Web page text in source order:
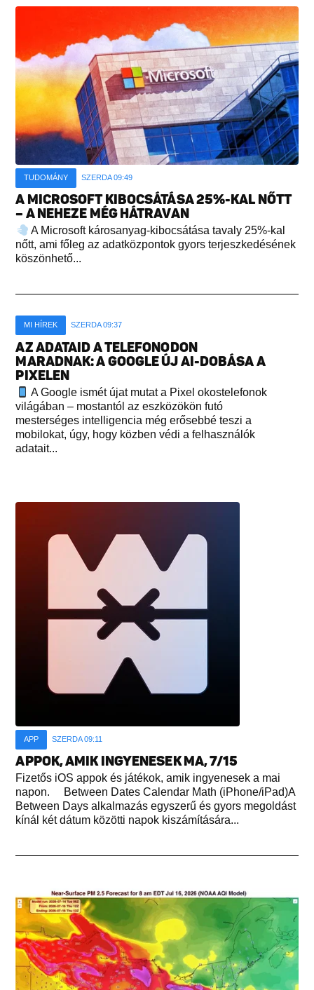
TUDOMÁNY SZERDA 09:49
A MICROSOFT KIBOCSÁTÁSA 25%-KAL NŐTT
– A NEHEZE MÉG HÁTRAVAN
A Microsoft károsanyag-kibocsátása tavaly 25%-kal
nőtt, ami főleg az adatközpontok gyors terjeszkedésének
köszönhető...
MI HÍREK SZERDA 09:37
AZ ADATAID A TELEFONODON
MARADNAK: A GOOGLE ÚJ AI-DOBÁSA A
PIXELEN
A Google ismét újat mutat a Pixel okostelefonok
világában – mostantól az eszközökön futó
mesterséges intelligencia még erősebbé teszi a
mobilokat, úgy, hogy közben védi a felhasználók
adatait...
APP SZERDA 09:11
APPOK, AMIK INGYENESEK MA, 7/15
Fizetős iOS appok és játékok, amik ingyenesek a mai
napon. Between Dates Calendar Math (iPhone/iPad)A
Between Days alkalmazás egyszerű és gyors megoldást
kínál két dátum közötti napok kiszámítására...